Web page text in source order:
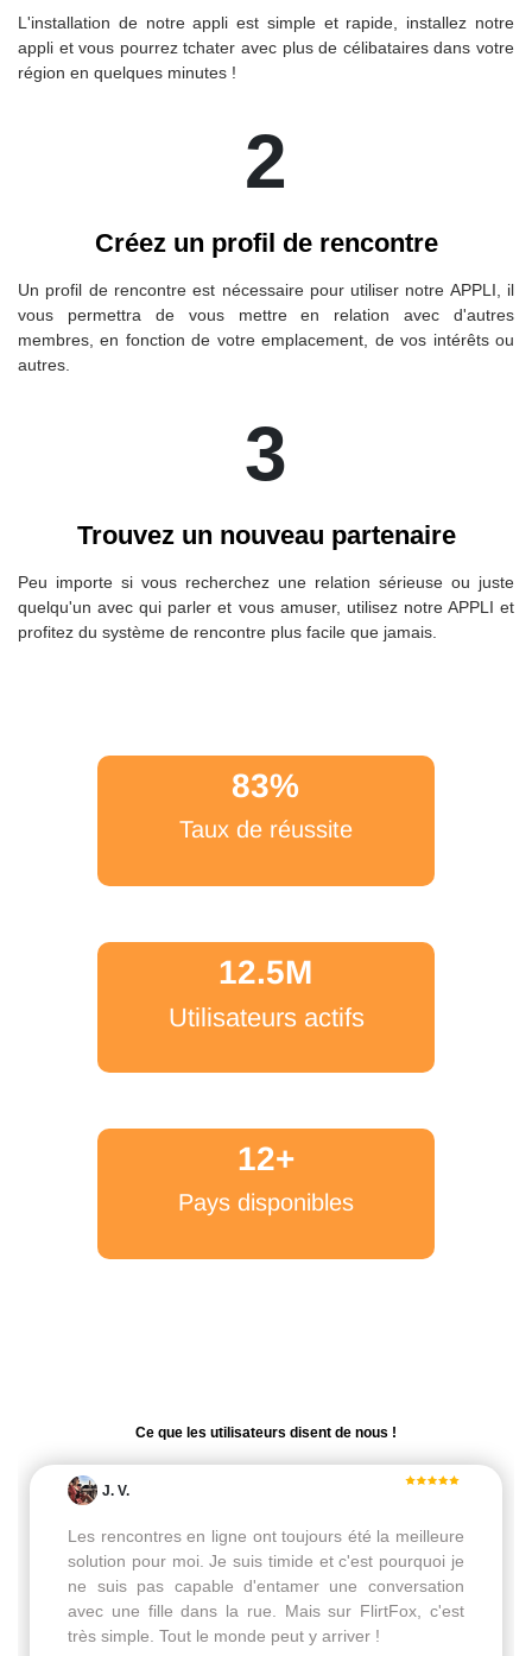
L'installation de notre appli est simple et rapide, installez notre
appli et vous pourrez tchater avec plus de célibataires dans votre
région en quelques minutes !
2
Créez un profil de rencontre
Un profil de rencontre est nécessaire pour utiliser notre APPLI, il
vous permettra de vous mettre en relation avec d'autres
membres, en fonction de votre emplacement, de vos intérêts ou
autres.
3
Trouvez un nouveau partenaire
Peu importe si vous recherchez une relation sérieuse ou juste
quelqu'un avec qui parler et vous amuser, utilisez notre APPLI et
profitez du système de rencontre plus facile que jamais.
83%
Taux de réussite
12.5M
Utilisateurs actifs
12+
Pays disponibles
Ce que les utilisateurs disent de nous !
J. V.
Les rencontres en ligne ont toujours été la meilleure
solution pour moi. Je suis timide et c'est pourquoi je
ne suis pas capable d'entamer une conversation
avec une fille dans la rue. Mais sur FlirtFox, c'est
très simple. Tout le monde peut y arriver !